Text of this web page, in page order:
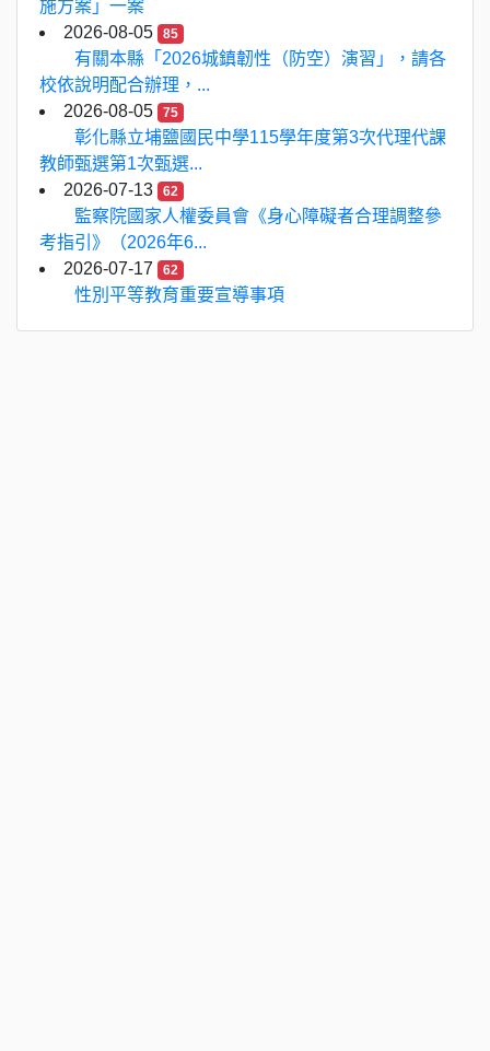
施方案」一案
2026-08-05
85
有關本縣「2026城鎮韌性（防空）演習」，請各
校依說明配合辦理，...
2026-08-05
75
彰化縣立埔鹽國民中學115學年度第3次代理代課
教師甄選第1次甄選...
2026-07-13
62
監察院國家人權委員會《身心障礙者合理調整參
考指引》（2026年6...
2026-07-17
62
性別平等教育重要宣導事項